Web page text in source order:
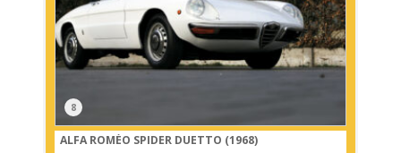
8
ALFA ROMÉO SPIDER DUETTO (1968)